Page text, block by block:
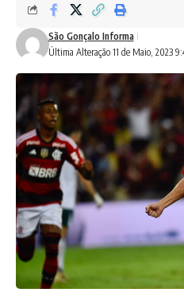
Última Alteração 11 de Maio, 2023
São Gonçalo Informa